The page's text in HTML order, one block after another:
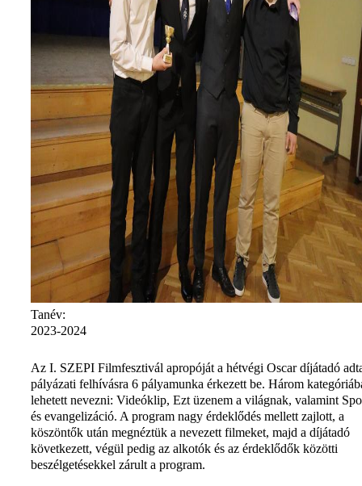
Tanév:
2023-2024
Az I. SZEPI Filmfesztivál apropóját a hétvégi Oscar díjátadó
pályázati felhívásra 6 pályamunka érkezett be. Három
lehetett nevezni: Videóklip, Ezt üzenem a világnak, valamint
és evangelizáció. A program nagy érdeklődés mellett zajlott, a
köszöntők után megnéztük a nevezett filmeket, majd a díjátadó
következett, végül pedig az alkotók és az érdeklődők közötti
beszélgetésekkel zárult a program.